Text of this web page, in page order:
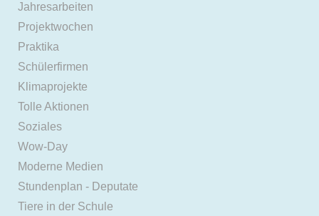
Jahresarbeiten
Projektwochen
Praktika
Schülerfirmen
Klimaprojekte
Tolle Aktionen
Soziales
Wow-Day
Moderne Medien
Stundenplan - Deputate
Tiere in der Schule